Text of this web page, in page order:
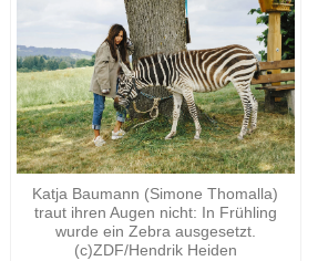
Katja Baumann (Simone Thomalla)
traut ihren Augen nicht: In Frühling
wurde ein Zebra ausgesetzt.
(c)ZDF/Hendrik Heiden